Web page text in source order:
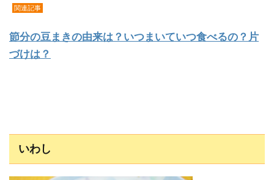
関連記事
節分の豆まきの由来は？いつまいていつ食べるの？片
づけは？
いわし